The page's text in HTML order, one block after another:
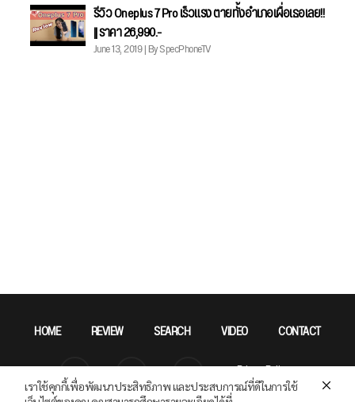
รีวิว Oneplus 7 Pro เร็วแรง ตายทั้งอำเภอเผื่อเธอเลย!!
|| ราคา 26,990.-
June 13, 2019 | By SpecPhoneTV
HOME REVIEW SEARCH VIDEO CONTACT
Privacy Policy
เราใช้คุกกี้เพื่อพัฒนาประสิทธิภาพ และประสบการณ์ที่ดีในการใช้